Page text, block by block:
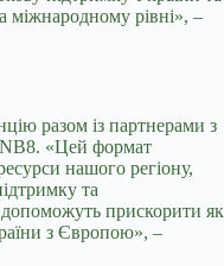
міжнародному рівні», –
разом із партнерами з
NB8. «Цей формат
нашого регіону,
та
допоможуть прискорити як
з Європою», –